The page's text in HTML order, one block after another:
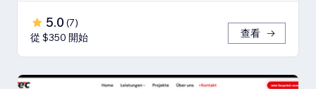
5.0 (7)
從 $350 開始
查看